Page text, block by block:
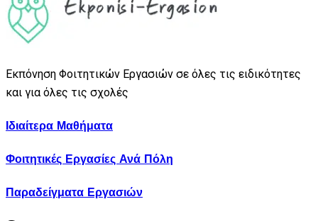
Εκπόνηση Φοιτητικών Εργασιών σε όλες τις ειδικότητες
και για όλες τις σχολές
Ιδιαίτερα Μαθήματα
Φοιτητικές Εργασίες Ανά Πόλη
Παραδείγματα Εργασιών